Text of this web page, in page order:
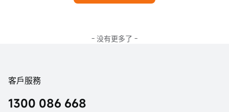
- 没有更多了 -
客戶服務
1300 086 668